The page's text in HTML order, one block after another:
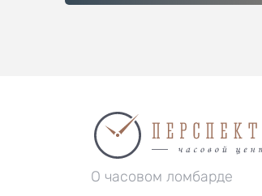
О часовом ломбарде